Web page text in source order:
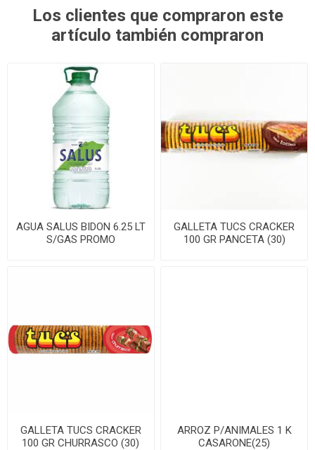
Los clientes que compraron este
artículo también compraron
AGUA SALUS BIDON 6.25 LT
S/GAS PROMO
GALLETA TUCS CRACKER
100 GR PANCETA (30)
GALLETA TUCS CRACKER
100 GR CHURRASCO (30)
ARROZ P/ANIMALES 1 K
CASARONE(25)